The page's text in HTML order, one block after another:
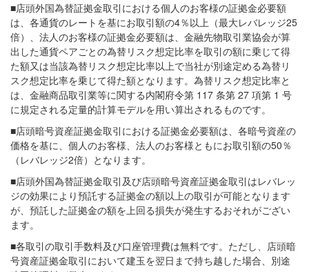
■店頭外国為替証拠金取引における個人のお客様の証拠金必要額
は、各通貨のレートを基にお取引額の4％以上（最大レバレッジ25
倍）、法人のお客様の証拠金必要額は、金融先物取引業協会が算
出した通貨ペアごとの為替リスク想定比率を取引の額に乗じて得
た額又は当該為替リスク想定比率以上で当社が別途定める為替リ
スク想定比率を乗じて得た額となります。為替リスク想定比率と
は、金融商品取引業等に関する内閣府令第 117 条第 27 項第 1 号
に規定される定量的計算モデルを用い算出されるものです。
■店頭暗号資産証拠金取引における証拠金必要額は、各暗号資産の
価格を基に、個人のお客様、法人のお客様ともにお取引額の50％
（レバレッジ2倍）となります。
■店頭外国為替証拠金取引及び店頭暗号資産証拠金取引はレバレッ
ジの効果により預託する証拠金の額以上の取引が可能となります
が、預託した証拠金の額を上回る損失が発生するおそれがござい
ます。
■各取引の取引手数料及び口座管理費は無料です。ただし、店頭暗
号資産証拠金取引において建玉を翌日まで持ち越した場合、別途